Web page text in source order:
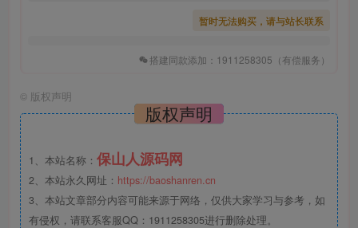
暂时无法购买，请与站长联系
搭建同款添加：1911258305（有偿服务）
© 版权声明
版权声明
1、本站名称： 保山人源码网
2、本站永久网址： https://baoshanren.cn
3、本站文章部分内容可能来源于网络，仅供大家学习与参考，如
有侵权，请联系客服QQ：1911258305进行删除处理。